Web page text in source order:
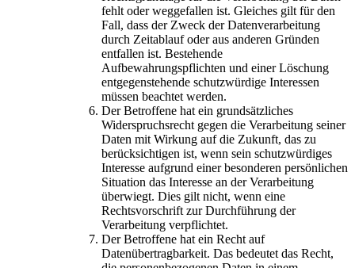
fehlt oder weggefallen ist. Gleiches gilt für den
Fall, dass der Zweck der Datenverarbeitung
durch Zeitablauf oder aus anderen Gründen
entfallen ist. Bestehende
Aufbewahrungspflichten und einer Löschung
entgegenstehende schutzwürdige Interessen
müssen beachtet werden.
Der Betroffene hat ein grundsätzliches
Widerspruchsrecht gegen die Verarbeitung seiner
Daten mit Wirkung auf die Zukunft, das zu
berücksichtigen ist, wenn sein schutzwürdiges
Interesse aufgrund einer besonderen persönlichen
Situation das Interesse an der Verarbeitung
überwiegt. Dies gilt nicht, wenn eine
Rechtsvorschrift zur Durchführung der
Verarbeitung verpflichtet.
Der Betroffene hat ein Recht auf
Datenübertragbarkeit. Das bedeutet das Recht,